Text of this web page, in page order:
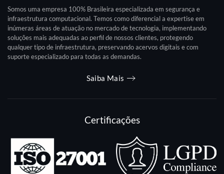
Somos uma empresa 100% Brasileira especializada em segurança e
infraestrutura computacional. Temos como diferencial a expertise em
inúmeras áreas de atuação no mercado de tecnologia, implementando
soluções mais adequadas ao perfil de nossos clientes, protegendo
qualquer tipo de infraestrutura, preservando acervos digitais e com
suporte especializado para todas as demandas.
Saiba Mais
Certificações